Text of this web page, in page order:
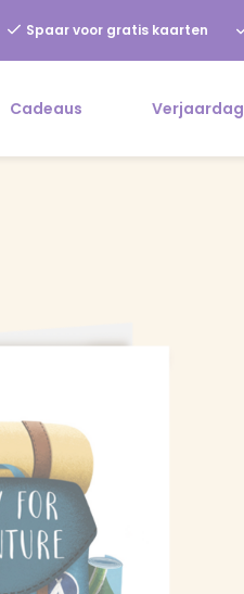
Spaar voor gratis kaarten
Cadeaus Verjaardag